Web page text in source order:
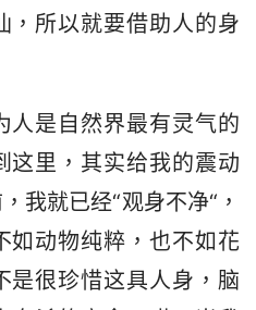
，所以就要借助人的身
人是自然界最有灵气的
这里，其实给我的震动
我就已经“观身不净“，
如动物纯粹，也不如花
是很珍惜这具人身，脑